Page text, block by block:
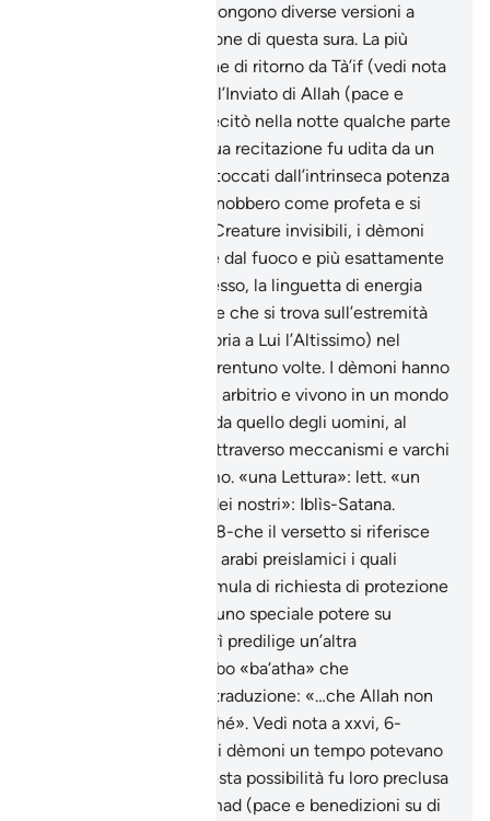
cose». Gli esegeti propongono diverse versioni a
proposito della rivelazione di questa sura. La più
accreditata riferisce che di ritorno da Tà’if (vedi nota
al titolo della sura xvii) l’Inviato di Allah (pace e
benedizioni su di lui) recitò nella notte qualche parte
del Santo Corano. La sua recitazione fu udita da un
gruppo di dèmoni che toccati dall’intrinseca potenza
di quelle parole, lo riconobbero come profeta e si
convertirono all’IsIàm. Creature invisibili, i dèmoni
vennero creati a partire dal fuoco e più esattamente
dalla parte più pura di esso, la linguetta di energia
che non emette fumo e che si trova sull’estremità
della fiamma. Allah (gloria a Lui l’Altissimo) nel
Corano li nomina ben trentuno volte. I dèmoni hanno
volontà propria e libero arbitrio e vivono in un mondo
contiguo ma separato da quello degli uomini, al
quale hanno accesso attraverso meccanismi e varchi
preclusi ai figli di Adamo. «una Lettura»: lett. «un
Corano». «Uno stolto dei nostri»: Iblìs-Satana.
Riferisce Tabarì (xxix,08-che il versetto si riferisce
alla superstizione degli arabi preislamici i quali
pronunciavano una formula di richiesta di protezione
attribuendo ai dèmoni uno speciale potere su
particolari luoghi. Tabarì predilige un’altra
interpretazione del verbo «ba‘atha» che
condurrebbe a questa traduzione: «…che Allah non
avrebbe inviato alcunché». Vedi nota a xxvi, 6-
Secondo la tradizione, i dèmoni un tempo potevano
ascendere al cielo; questa possibilità fu loro preclusa
alla nascita di Muhammad (pace e benedizioni su di